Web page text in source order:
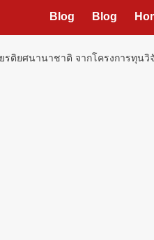
Blog Blog
ติยศนานาชาติ จากโครงการทุนวิ